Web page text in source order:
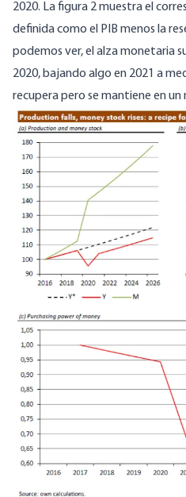
2020. La figura 2 muestra el
definida como el PIB menos la
podemos ver, el alza monetaria
2020, bajando algo en 2021 a
recupera pero se mantiene en un
Image